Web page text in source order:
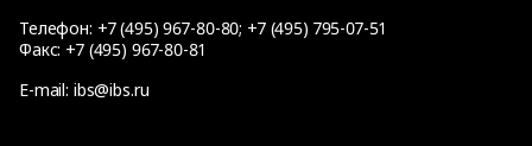
Телефон: +7 (495) 967-80-80; +7 (495) 795-07-51
Факс: +7 (495) 967-80-81
E-mail: ibs@ibs.ru